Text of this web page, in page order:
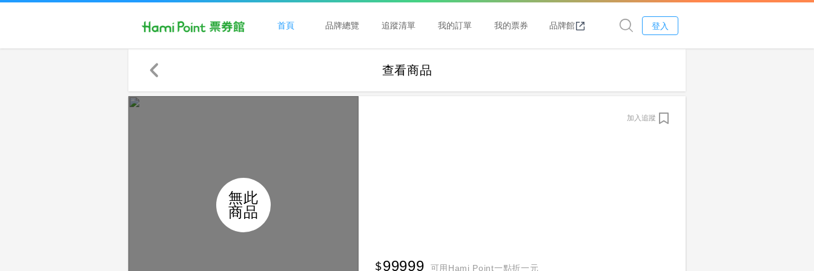
首頁 品牌總覽 追蹤清單 我的訂單 我的票券 品牌館 登入
查看商品
無此
商品
加入追蹤
99999 可用Hami Point一點折一元